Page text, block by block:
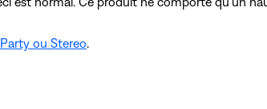
ou Stereo